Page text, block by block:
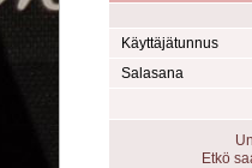
Käyttäjätunnus
Salasana
Etkö